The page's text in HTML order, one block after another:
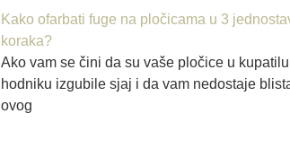
Kako ofarbati fuge na pločicama u 3
koraka?
Ako vam se čini da su vaše pločice u
hodniku izgubile sjaj i da vam nedostaje
ovog